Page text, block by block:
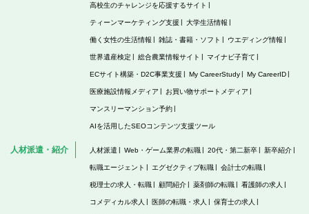
高校生のチャレンジを応援するサイト
ティーンマーケティング支援 大学生活情報
働く女性の生活情報 雑誌・書籍・ソフト ウエディング情報
世界遺産検定 総合農業情報サイト マイナビ子育て
ECサイト構築・D2C事業支援 My CareerStudy My CareerID
医療施設情報メディア お買い物サポートメディア
マンスリーマンション予約
AIを活用したSEOコンテンツ支援ツール
人材派遣・紹介 人材派遣 Web・ゲーム業界の転職 20代・第二新卒 新卒紹介
転職エージェント エグゼクティブ転職 会計士の転職
税理士の求人・転職 顧問紹介 薬剤師の転職 看護師の求人
コメディカル求人 医師の転職・求人 保育士の求人